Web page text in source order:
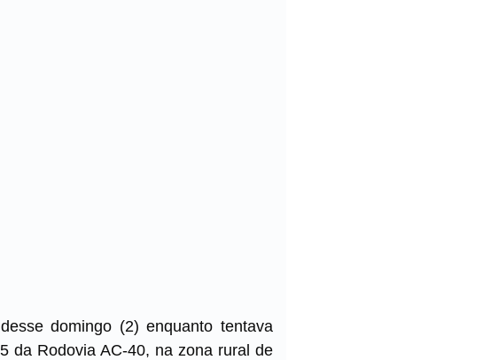
domingo (2) enquanto tentava
da Rodovia AC-40, na zona rural de